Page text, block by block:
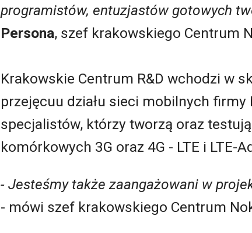
programistów, entuzjastów gotowych
Persona, szef krakowskiego Centrum
Krakowskie Centrum R&D wchodzi w
przejęcuu działu sieci mobilnych
specjalistów, którzy tworzą oraz
komórkowych 3G oraz 4G - LTE i LTE-
- Jesteśmy także zaangażowani w
- mówi szef krakowskiego Centrum